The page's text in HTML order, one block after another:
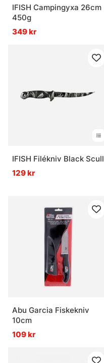
IFISH Campingyxa 26cm
450g
349 kr
IFISH Filékniv Black Scull
129 kr
Abu Garcia Fiskekniv
10cm
109 kr